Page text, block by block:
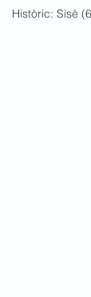
Històric: Sisè